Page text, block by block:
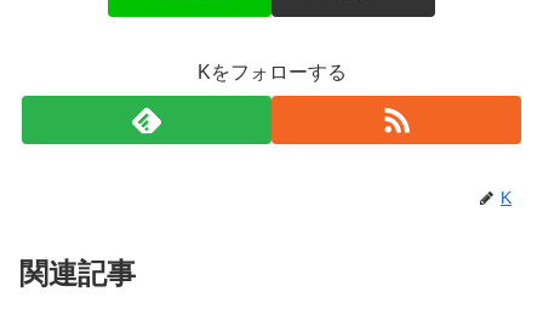
Kをフォローする
K
関連記事